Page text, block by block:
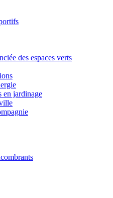
des espaces verts
en jardinage